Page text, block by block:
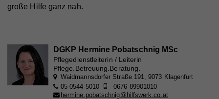
große Hilfe ganz nah.
DGKP Hermine Pobatschnig MSc
Pflegedienstleiterin / Leiterin
Pflege.Betreuung.Beratung.
Waidmannsdorfer Straße 191, 9073 Klagenfurt
05 0544 5010
0676 89901010
hermine.pobatschnig@hilfswerk.co.at